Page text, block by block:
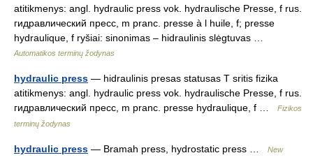
atitikmenys: angl. hydraulic press vok. hydraulische Presse, f rus.
гидравлический пресс, m pranc. presse à l huile, f; presse
hydraulique, f ryšiai: sinonimas – hidraulinis slėgtuvas …
Automatikos terminų žodynas
hydraulic press — hidraulinis presas statusas T sritis fizika
atitikmenys: angl. hydraulic press vok. hydraulische Presse, f rus.
гидравлический пресс, m pranc. presse hydraulique, f …
Fizikos
terminų žodynas
hydraulic press — Bramah press, hydrostatic press …
New